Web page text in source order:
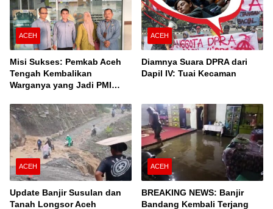
ACEH
Misi Sukses: Pemkab Aceh
Tengah Kembalikan
Warganya yang Jadi PMI
ACEH
Diamnya Suara DPRA dari
Dapil IV: Tuai Kecaman
ACEH
Update Banjir Susulan dan
Tanah Longsor Aceh
ACEH
BREAKING NEWS: Banjir
Bandang Kembali Terjang